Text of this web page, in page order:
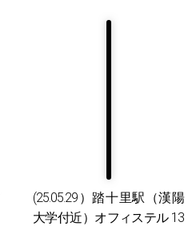
(25.05.29）踏十里駅（漢陽
大学付近）オフィステル 13